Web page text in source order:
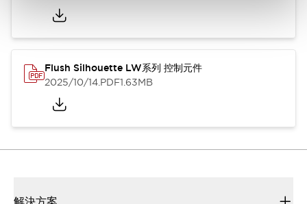
Flush Silhouette LW系列 控制元件
2025/10/14.PDF1.63MB